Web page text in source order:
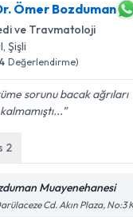
işlenmesine ilişkin
ve kişisel
Ömer Bozduman
ve Travmatoloji
, Şişli
Değerlendirme)
sorunu bacak ağrıları
2
Muayenehanesi
Cd. Akın Plaza, No:3